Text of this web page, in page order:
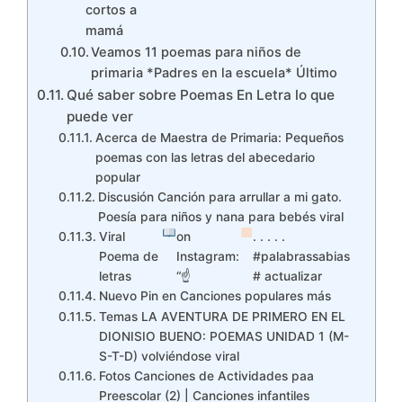
cortos a
mamá
Veamos 11 poemas para niños de
primaria *Padres en la escuela* Último
Qué saber sobre Poemas En Letra lo que
puede ver
Acerca de Maestra de Primaria: Pequeños
poemas con las letras del abecedario
popular
Discusión Canción para arrullar a mi gato.
Poesía para niños y nana para bebés viral
Viral
Poema de
letras
on
Instagram:
“☝
. . . . .
#palabrassabias
# actualizar
Nuevo Pin en Canciones populares más
Temas LA AVENTURA DE PRIMERO EN EL
DIONISIO BUENO: POEMAS UNIDAD 1 (M-
S-T-D) volviéndose viral
Fotos Canciones de Actividades paa
Preescolar (2) | Canciones infantiles